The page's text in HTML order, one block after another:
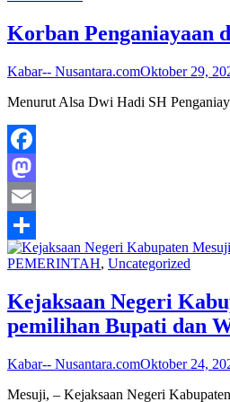
Korban Penganiayaan
Kabar-- Nusantara.comOktober 29,
Menurut Alsa Dwi Hadi SH
Facebook
Mastodon
Email
Share
PEMERINTAH, Uncategorized
Kejaksaan Negeri
pemilihan Bupati dan
Kabar-- Nusantara.comOktober 24,
Mesuji, – Kejaksaan Negeri